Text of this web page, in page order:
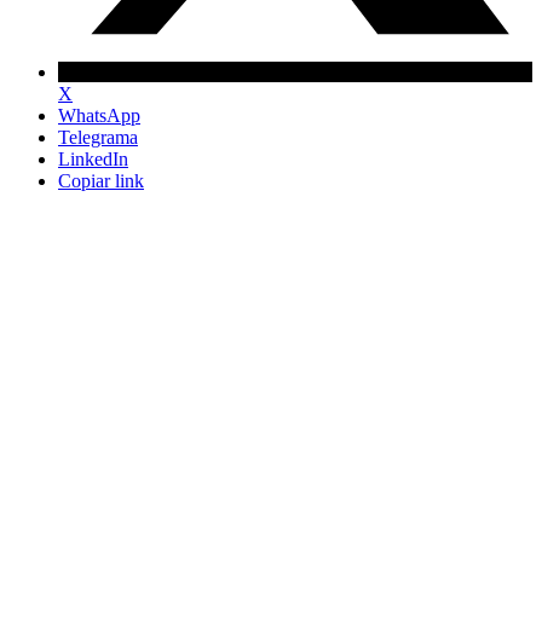
X
WhatsApp
Telegrama
LinkedIn
Copiar link